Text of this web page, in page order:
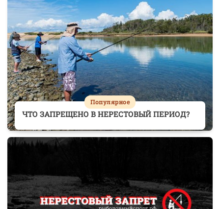
Популярное
ЧТО ЗАПРЕЩЕНО В НЕРЕСТОВЫЙ ПЕРИОД?